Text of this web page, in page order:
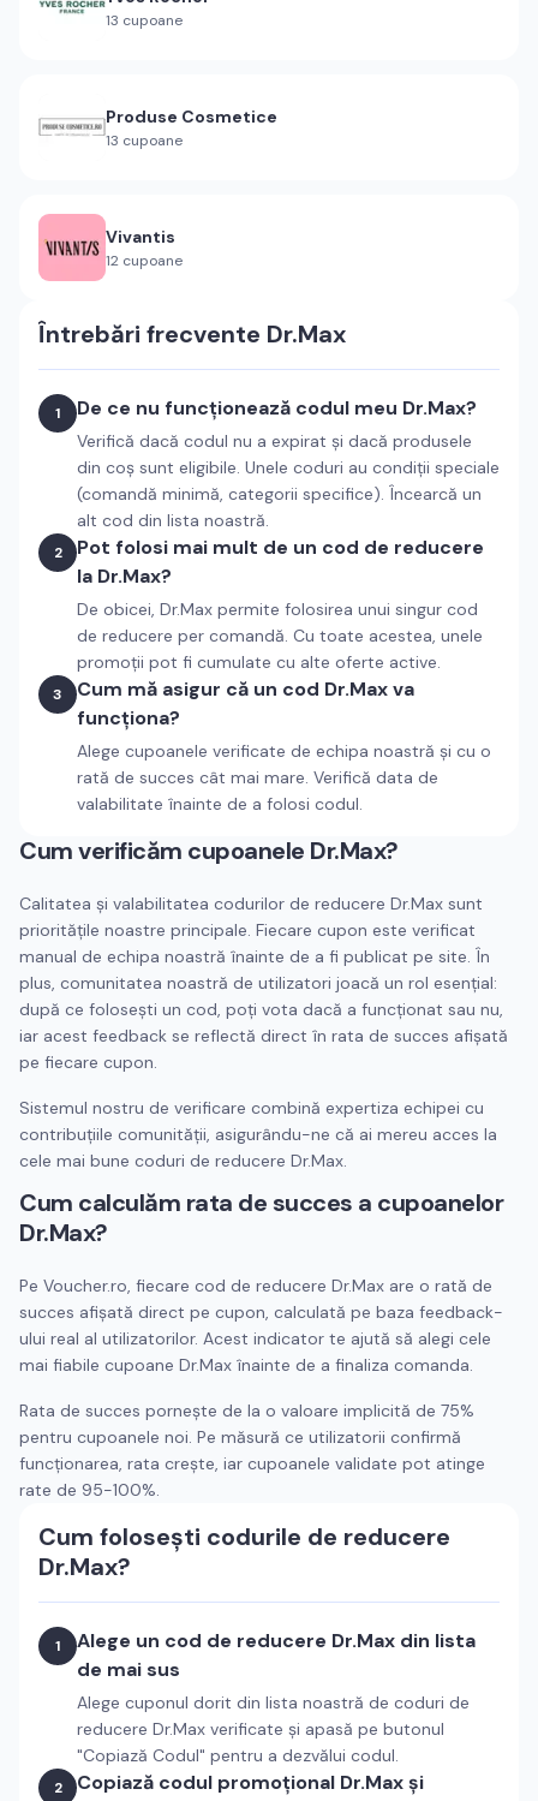
13 cupoane
Produse Cosmetice
13 cupoane
Vivantis
12 cupoane
Întrebări frecvente Dr.Max
1 De ce nu funcționează codul meu Dr.Max?
Verifică dacă codul nu a expirat și dacă produsele
din coș sunt eligibile. Unele coduri au condiții speciale
(comandă minimă, categorii specifice). Încearcă un
alt cod din lista noastră.
2
Pot folosi mai mult de un cod de reducere
la Dr.Max?
De obicei, Dr.Max permite folosirea unui singur cod
de reducere per comandă. Cu toate acestea, unele
promoții pot fi cumulate cu alte oferte active.
3
Cum mă asigur că un cod Dr.Max va
funcționa?
Alege cupoanele verificate de echipa noastră și cu o
rată de succes cât mai mare. Verifică data de
valabilitate înainte de a folosi codul.
Cum verificăm cupoanele Dr.Max?
Calitatea și valabilitatea codurilor de reducere Dr.Max sunt
prioritățile noastre principale. Fiecare cupon este verificat
manual de echipa noastră înainte de a fi publicat pe site. În
plus, comunitatea noastră de utilizatori joacă un rol esențial:
după ce folosești un cod, poți vota dacă a funcționat sau nu,
iar acest feedback se reflectă direct în rata de succes afișată
pe fiecare cupon.
Sistemul nostru de verificare combină expertiza echipei cu
contribuțiile comunității, asigurându-ne că ai mereu acces la
cele mai bune coduri de reducere Dr.Max.
Cum calculăm rata de succes a cupoanelor
Dr.Max?
Pe Voucher.ro, fiecare cod de reducere Dr.Max are o rată de
succes afișată direct pe cupon, calculată pe baza feedback-
ului real al utilizatorilor. Acest indicator te ajută să alegi cele
mai fiabile cupoane Dr.Max înainte de a finaliza comanda.
Rata de succes pornește de la o valoare implicită de 75%
pentru cupoanele noi. Pe măsură ce utilizatorii confirmă
funcționarea, rata crește, iar cupoanele validate pot atinge
rate de 95-100%.
Cum folosești codurile de reducere
Dr.Max?
1 Alege un cod de reducere Dr.Max din lista
de mai sus
Alege cuponul dorit din lista noastră de coduri de
reducere Dr.Max verificate și apasă pe butonul
"Copiază Codul" pentru a dezvălui codul.
2 Copiază codul promoțional Dr.Maxși